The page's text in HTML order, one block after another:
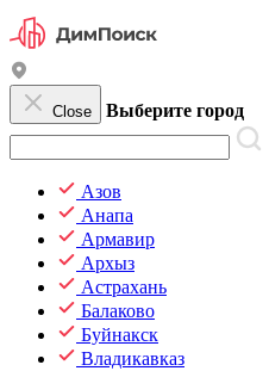
Close Выберите город
Азов
Анапа
Армавир
Архыз
Астрахань
Балаково
Буйнакск
Владикавказ